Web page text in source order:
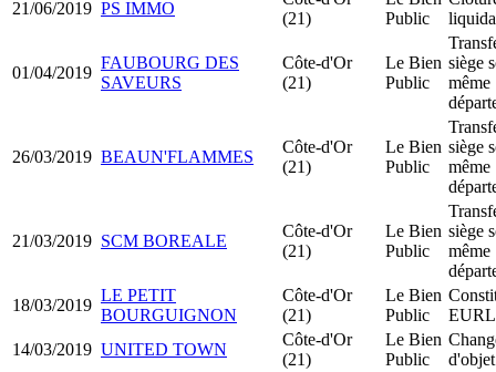
21/06/2019 PS IMMO
(21)
Public
01/04/2019
FAUBOURG DES
SAVEURS
Côte-d'Or
(21)
Le Bien
Public
siège
même
26/03/2019 BEAUN'FLAMMES
Côte-d'Or
(21)
Le Bien
Public
siège
même
21/03/2019 SCM BOREALE
Côte-d'Or
(21)
Le Bien
Public
siège
même
18/03/2019
LE PETIT
BOURGUIGNON
Côte-d'Or
(21)
Le Bien
Public
EURL
14/03/2019 UNITED TOWN
Côte-d'Or
(21)
Le Bien
Public